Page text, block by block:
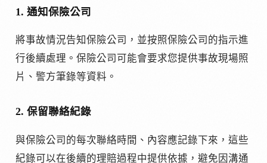
1. 通知保險公司
將事故情況告知保險公司，並按照保險公司的指示進
行後續處理。保險公司可能會要求您提供事故現場照
片、警方筆錄等資料。
2. 保留聯絡紀錄
與保險公司的每次聯絡時間、內容應記錄下來，這些
紀錄可以在後續的理賠過程中提供依據，避免因溝通